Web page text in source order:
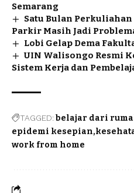
Semarang
Satu Bulan Perkuliahan
Parkir Masih Jadi
Lobi Gelap Dema
UIN Walisongo Resmi
Sistem Kerja dan
TAGGED:belajar dari
epidemi kesepian
work from home